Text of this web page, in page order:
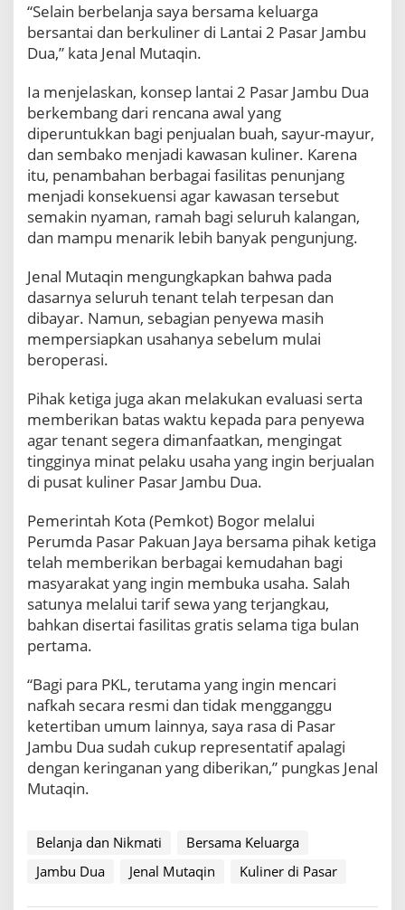
N
i
a
i
K
u
n
e
r
i
P
s
a
a
m
b
u
D
u
“Selain berbelanja saya bersama keluarga
bersantai dan berkuliner di Lantai 2 Pasar Jambu
Dua,” kata Jenal Mutaqin.
Ia menjelaskan, konsep lantai 2 Pasar Jambu Dua
berkembang dari rencana awal yang
diperuntukkan bagi penjualan buah, sayur-mayur,
dan sembako menjadi kawasan kuliner. Karena
itu, penambahan berbagai fasilitas penunjang
menjadi konsekuensi agar kawasan tersebut
semakin nyaman, ramah bagi seluruh kalangan,
dan mampu menarik lebih banyak pengunjung.
Jenal Mutaqin mengungkapkan bahwa pada
dasarnya seluruh tenant telah terpesan dan
dibayar. Namun, sebagian penyewa masih
mempersiapkan usahanya sebelum mulai
beroperasi.
Pihak ketiga juga akan melakukan evaluasi serta
memberikan batas waktu kepada para penyewa
agar tenant segera dimanfaatkan, mengingat
tingginya minat pelaku usaha yang ingin berjualan
di pusat kuliner Pasar Jambu Dua.
Pemerintah Kota (Pemkot) Bogor melalui
Perumda Pasar Pakuan Jaya bersama pihak ketiga
telah memberikan berbagai kemudahan bagi
masyarakat yang ingin membuka usaha. Salah
satunya melalui tarif sewa yang terjangkau,
bahkan disertai fasilitas gratis selama tiga bulan
pertama.
“Bagi para PKL, terutama yang ingin mencari
nafkah secara resmi dan tidak mengganggu
ketertiban umum lainnya, saya rasa di Pasar
Jambu Dua sudah cukup representatif apalagi
dengan keringanan yang diberikan,” pungkas Jenal
Mutaqin.
Belanja dan Nikmati
Bersama Keluarga
Jambu Dua
Jenal Mutaqin Kuliner di Pasar